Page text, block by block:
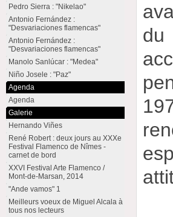
Pedro Sierra : "Nikelao"
Antonio Fernández :
"Desvariaciones flamencas"
Antonio Fernández :
"Desvariaciones flamencas"
Manolo Sanlúcar : "Medea"
Niño Josele : "Paz"
Agenda
Agenda
Galerie
Hernando Viñes
René Robert : deux jours au XXXe
Festival Flamenco de Nîmes -
carnet de bord
XXVI Festival Arte Flamenco /
Mont-de-Marsan, 2014
"Ande vamos" 1
Meilleurs voeux de Miguel Alcala à
tous nos lecteurs